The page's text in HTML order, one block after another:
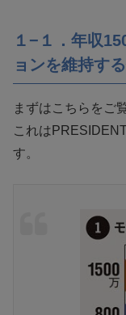
１−１．年収
ョンを維持す
まずはこちらをご
これは
す。